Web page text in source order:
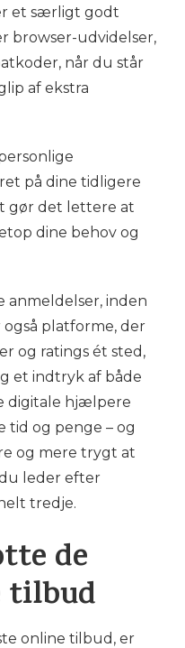
et særligt godt
browser-udvidelser,
når du står
af ekstra
på dine tidligere
gør det lettere at
dine behov og
anmeldelser, inden
platforme, der
og ratings ét sted,
et indtryk af både
digitale hjælpere
tid og penge – og
og mere trygt at
leder efter
tredje.
de
tilbud
online tilbud, er